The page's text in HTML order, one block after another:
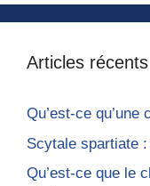
Articles récents
Qu’est-ce
Scytale spartiate
Qu’est-ce que le